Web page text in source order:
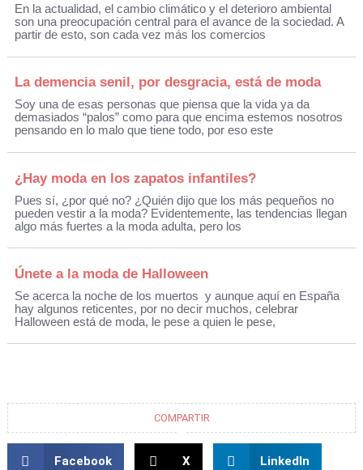
En la actualidad, el cambio climático y el deterioro ambiental
son una preocupación central para el avance de la sociedad. A
partir de esto, son cada vez más los comercios
La demencia senil, por desgracia, está de moda
Soy una de esas personas que piensa que la vida ya da
demasiados “palos” como para que encima estemos nosotros
pensando en lo malo que tiene todo, por eso este
¿Hay moda en los zapatos infantiles?
Pues sí, ¿por qué no? ¿Quién dijo que los más pequeños no
pueden vestir a la moda? Evidentemente, las tendencias llegan
algo más fuertes a la moda adulta, pero los
Únete a la moda de Halloween
Se acerca la noche de los muertos y aunque aquí en España
hay algunos reticentes, por no decir muchos, celebrar
Halloween está de moda, le pese a quien le pese,
COMPARTIR
Facebook X LinkedIn